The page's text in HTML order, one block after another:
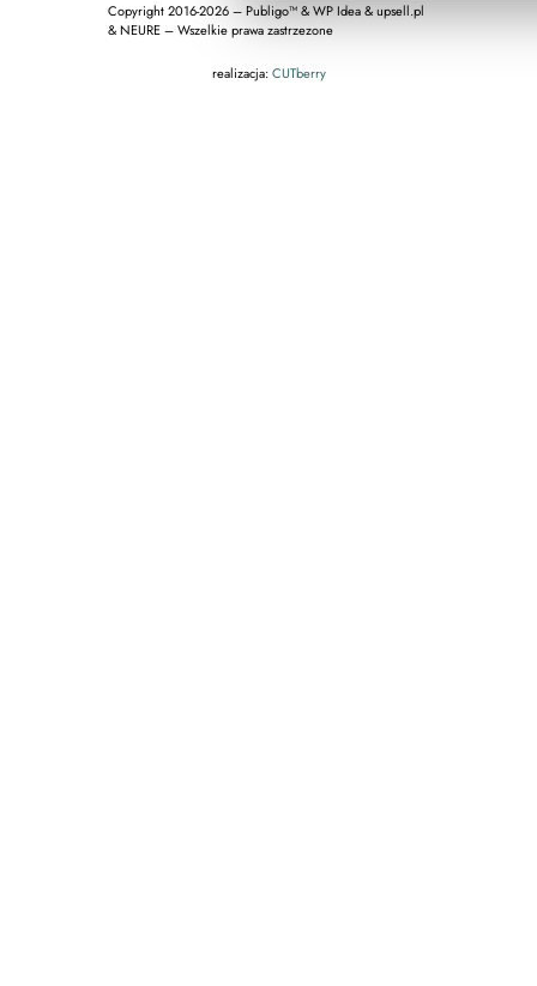
Copyright 2016-2026 – Publigo™ & WP Idea & upsell.pl
& NEURE – Wszelkie prawa zastrzezone
realizacja:CUTberry